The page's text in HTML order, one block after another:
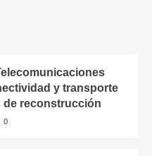
y transporte
de reconstrucción
0